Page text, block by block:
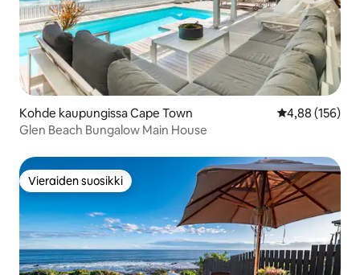
Kohde kaupungissa Cape Town
4,88 (156)
Glen Beach Bungalow Main House
Vieraiden suosikki
Vieraiden suosikki